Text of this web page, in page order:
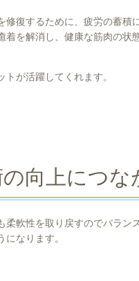
修復するために、疲労の蓄積
着を解消し、健康な筋肉の状
が活躍してくれます。
向上につな
柔軟性を取り戻すのでバラン
になります。